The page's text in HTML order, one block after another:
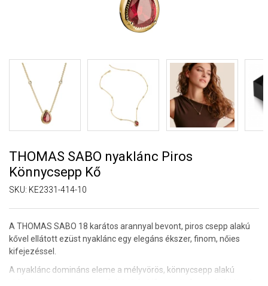
THOMAS SABO nyaklánc Piros
Könnycsepp Kő
SKU: KE2331-414-10
A THOMAS SABO 18 karátos arannyal bevont, piros csepp alakú
kővel ellátott ezüst nyaklánc egy elegáns ékszer, finom, nőies
kifejezéssel.
A nyaklánc domináns eleme a mélyvörös, könnycsepp alakú